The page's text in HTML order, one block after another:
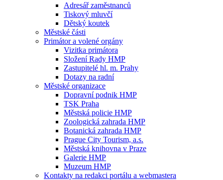
Adresář zaměstnanců
Tiskový mluvčí
Dětský koutek
Městské části
Primátor a volené orgány
Vizitka primátora
Složení Rady HMP
Zastupitelé hl. m. Prahy
Dotazy na radní
Městské organizace
Dopravní podnik HMP
TSK Praha
Městská policie HMP
Zoologická zahrada HMP
Botanická zahrada HMP
Prague City Tourism, a.s.
Městská knihovna v Praze
Galerie HMP
Muzeum HMP
Kontakty na redakci portálu a webmastera